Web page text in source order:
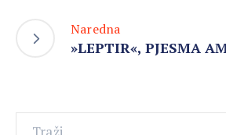
Naredna
»LEPTIR«, PJESMA